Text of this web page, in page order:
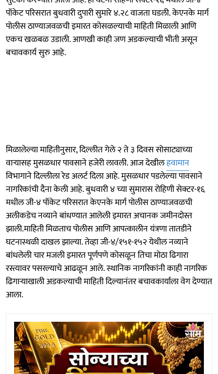
पॉकेट परिसरात बुधवारी दुपारी सुमारे ४.२८ वाजता घडली. केएनके मार्ग
पोलीस ठाण्याजवळची इमारत कोसळल्याची माहिती मिळाली आणि
एकच खळबळ उडाली. आणखी काही जण अडकल्याची भीती असून
बचावकार्य सुरु आहे.
मिळालेल्या माहितीनुसार, दिल्लीत गेले २ ते ३ दिवस सोसाट्याच्या
वाऱ्यासह मुसळधार पावसाने हजेरी लावली. आज देखीलहवामान
विभागाने दिल्लीला रेड अलर्ट दिला आहे. मुसळधार पडलेल्या पावसाने
नागरिकांची दैना केली आहे. बुधवारी ४ च्या सुमारास रोहिणी सेक्टर-१६
मधील जी-४ पॉकेट परिसरात केएनके मार्ग पोलीस ठाण्याजवळची
अलीकडेच नव्याने बांधण्यात आलेली इमारत अचानक जमीनदोस्त
झाली.माहिती मिळताच पोलीस आणि आपत्कालीन यंत्रणा तातडीने
घटनास्थळी दाखल झाल्या. तेव्हा जी-४/१५१-१५२ येथील नव्याने
बांधलेली चार मजली इमारत पूर्णपणे कोसळून तिचा मोठा ढिगारा
रस्त्यावर पसरल्याचे आढळून आले. स्थानिक नागरिकांनी काही नागरिक
ढिगाऱ्याखाली अडकल्याची माहिती दिल्यानंतर बचावकार्याला वेग देण्यात
आला.